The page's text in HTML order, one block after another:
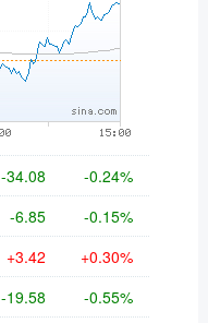
-34.08 -0.24%
-6.85 -0.15%
+3.42 +0.30%
-19.58 -0.55%